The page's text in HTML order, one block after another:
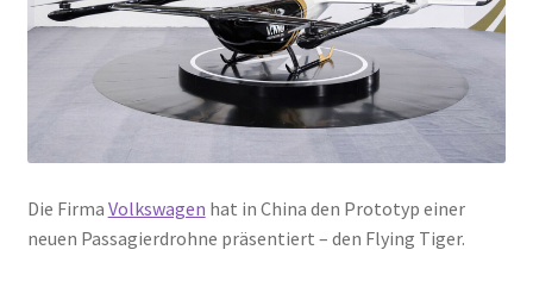
Die Firma Volkswagen hat in China den Prototyp einer
neuen Passagierdrohne präsentiert – den Flying Tiger.